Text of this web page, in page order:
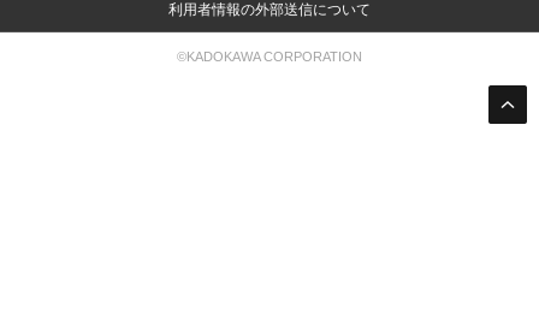
利用者情報の外部送信について
©KADOKAWA CORPORATION